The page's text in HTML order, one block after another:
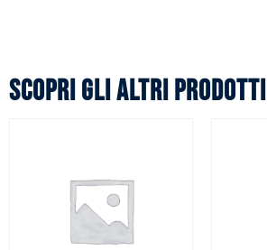
Scopri gli altri prodotti